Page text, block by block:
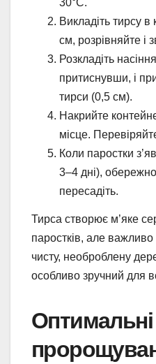
30°C.
Викладіть тирсу
см, розрівняйте і
Розкладіть
притиснувши, і
тирси (0,5 см).
Накрийте
місце.
Коли паростки
3–4 дні), обережно
пересадіть.
Тирса створює м’яке
паростків, але важливо
чисту, необроблену
особливо зручний для